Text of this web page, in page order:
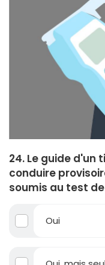
24. Le guide d'un
conduire
soumis au test
Oui